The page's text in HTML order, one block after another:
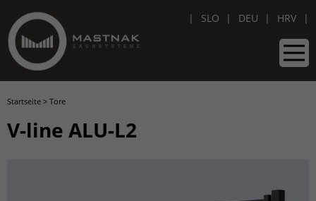
SLO DEU HRV
Startseite > Tore
V-line ALU-L2